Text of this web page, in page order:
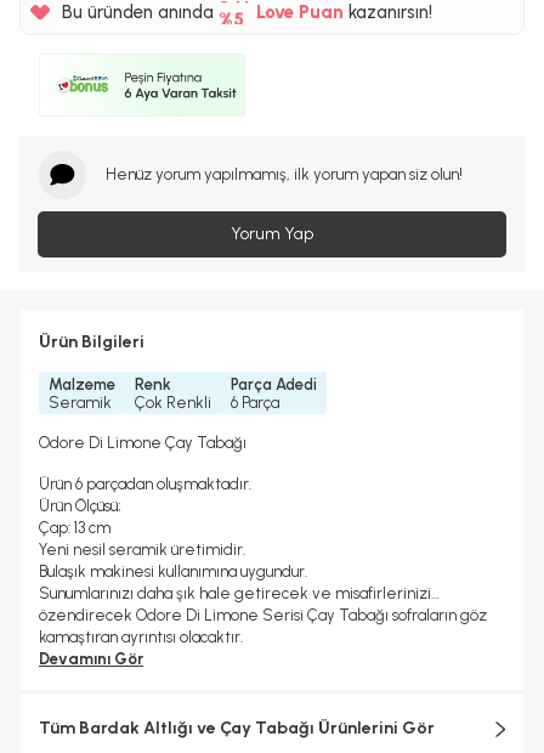
Bu üründen anında %5 Love Puankazanırsın!
Henüz yorum yapılmamış, ilk yorum yapan siz olun!
Yorum Yap
Ürün Bilgileri
Malzeme
Seramik
Renk
Çok Renkli
Parça Adedi
6 Parça
Odore Di Limone Çay Tabağı
Ürün 6 parçadan oluşmaktadır.
Ürün Ölçüsü;
Çap: 13 cm
Yeni nesil seramik üretimidir.
Bulaşık makinesi kullanımına uygundur.
Sunumlarınızı daha şık hale getirecek ve misafirlerinizi
özendirecek Odore Di Limone Serisi Çay Tabağı sofraların göz
kamaştıran ayrıntısı olacaktır.
Deseni ve şık renkleri ile sofralarınıza asalet katacaktır. Şık
olacaktır.
Devamını Gör
Tüm Bardak Altlığı ve Çay Tabağı Ürünlerini Gör